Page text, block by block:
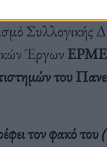
Συλλογικής
Έργων
του
τον φακό του